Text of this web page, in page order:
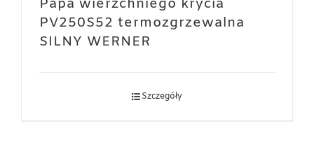
Papa wierzchniego krycia
PV250S52 termozgrzewalna
SILNY WERNER
Szczegóły